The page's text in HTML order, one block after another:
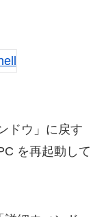
ドウ」に戻す
を再起動して